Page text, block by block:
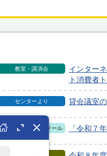
教室・講演会
インター
ト消費者
センターより 貸会議室
週刊はまのタスケメール 「令和７